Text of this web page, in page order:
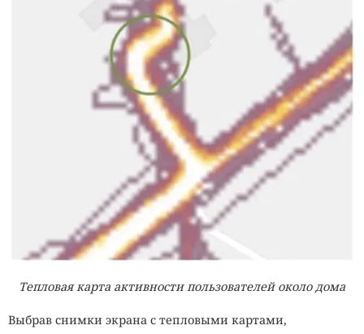
Тепловая карта активности пользователей около дома
Выбрав снимки экрана с тепловыми картами,